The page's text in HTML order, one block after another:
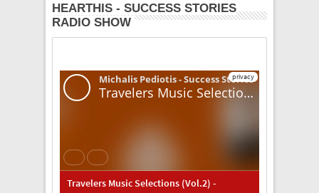
HEARTHIS - SUCCESS STORIES
RADIO SHOW